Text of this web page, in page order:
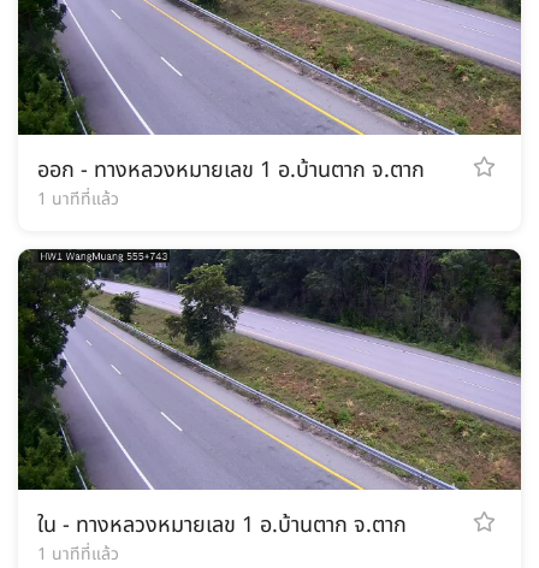
ออก - ทางหลวงหมายเลข 1 อ.บ้านตาก จ.ตาก
1 นาทีที่แล้ว
ใน - ทางหลวงหมายเลข 1 อ.บ้านตาก จ.ตาก
1 นาทีที่แล้ว